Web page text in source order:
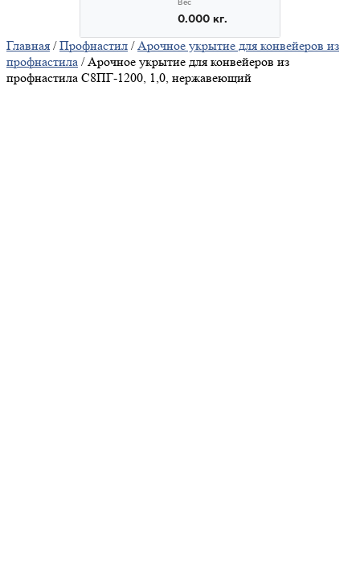
Главная /Профнастил /Арочное укрытие для конвейеров из
профнастила / Арочное укрытие для конвейеров из
профнастила С8ПГ-1200, 1,0, нержавеющий